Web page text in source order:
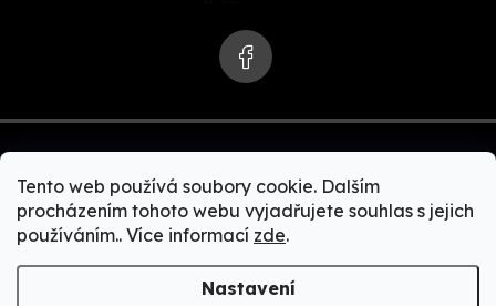
Tento web používá soubory cookie. Dalším
procházením tohoto webu vyjadřujete souhlas s jejich
používáním.. Více informací zde.
Nastavení
Copyright 2026Zdravě-žít.cz | Akční nabídky Zepter
produktů. Zdravé vaření, čističky vody, čističky vzduchu,
zdravé spaní, Bioptron + MedAll, zdravá a čistá domácnost,